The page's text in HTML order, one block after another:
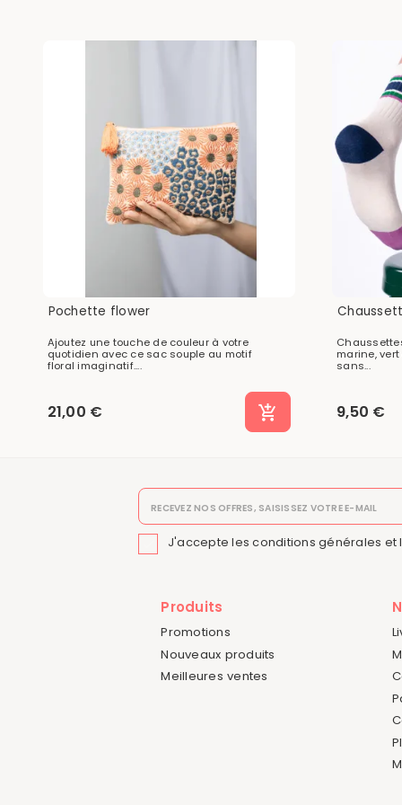
Pochette flower
Ajoutez une touche de couleur à votre
quotidien avec ce sac souple au motif
floral imaginatif....
21,00 €
marine,
sans...
9,50 €
J'accepte les conditions générales et
Produits
Promotions
Nouveaux produits
Meilleures ventes